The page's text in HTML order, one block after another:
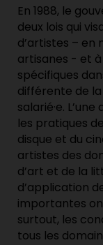
En 1988, le
deux lois qui
d’artistes – en
artisanes - et
spécifiques
différente de
salarié·e. L’une
les pratiques
disque et du
artistes des
d’art et de la
d’application
importantes
surtout, les
tous les